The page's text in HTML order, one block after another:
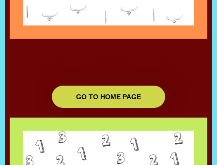
GO TO HOME PAGE